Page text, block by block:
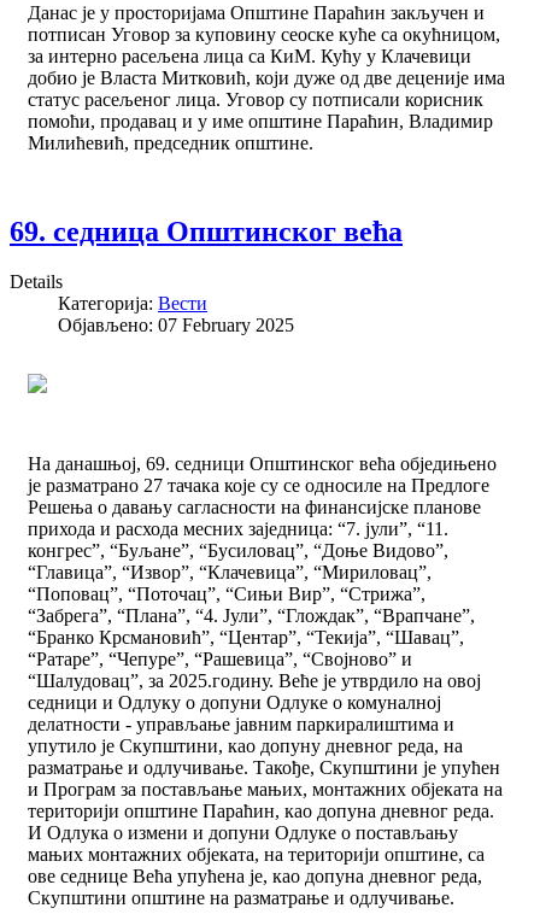
Данас је у просторијама Општине Параћин закључен и
потписан Уговор за куповину сеоске куће са окућницом,
за интерно расељена лица са КиМ. Кућу у Клачевици
добио је Власта Митковић, који дуже од две деценије има
статус расељеног лица. Уговор су потписали корисник
помоћи, продавац и у име општине Параћин, Владимир
Милићевић, председник општине.
69. седница Општинског већа
Details
Категорија: Вести
Објављено: 07 February 2025
На данашњој, 69. седници Општинског већа обједињено
је разматрано 27 тачака које су се односиле на Предлоге
Решења о давању сагласности на финансијске планове
прихода и расхода месних заједница: “7. јули”, “11.
конгрес”, “Буљане”, “Бусиловац”, “Доње Видово”,
“Главица”, “Извор”, “Клачевица”, “Мириловац”,
“Поповац”, “Поточац”, “Сињи Вир”, “Стрижа”,
“Забрега”, “Плана”, “4. Јули”, “Глождак”, “Врапчане”,
“Бранко Крсмановић”, “Центар”, “Текија”, “Шавац”,
“Ратаре”, “Чепуре”, “Рашевица”, “Својново” и
“Шалудовац”, за 2025.годину. Веће је утврдило на овој
седници и Одлуку о допуни Одлуке о комуналној
делатности - управљање јавним паркиралиштима и
упутило је Скупштини, као допуну дневног реда, на
разматрање и одлучивање. Такође, Скупштини је упућен
и Програм за постављање мањих, монтажних објеката на
територији општине Параћин, као допуна дневног реда.
И Одлука о измени и допуни Одлуке о постављању
мањих монтажних објеката, на територији општине, са
ове седнице Већа упућена је, као допуна дневног реда,
Скупштини општине на разматрање и одлучивање.